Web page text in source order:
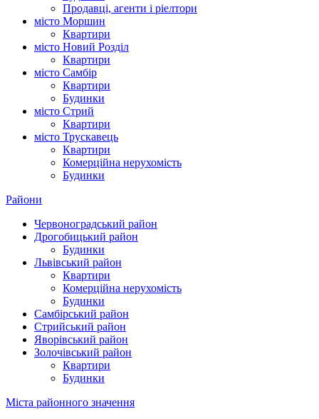
Продавці, агенти і ріелтори
місто Моршин
Квартири
місто Новий Розділ
Квартири
місто Самбір
Квартири
Будинки
місто Стрий
Квартири
місто Трускавець
Квартири
Комерційна нерухомість
Будинки
Райони
Червоноградський район
Дрогобицький район
Будинки
Львівський район
Квартири
Комерційна нерухомість
Будинки
Самбірський район
Стрийський район
Яворівський район
Золочівський район
Квартири
Будинки
Міста районного значення